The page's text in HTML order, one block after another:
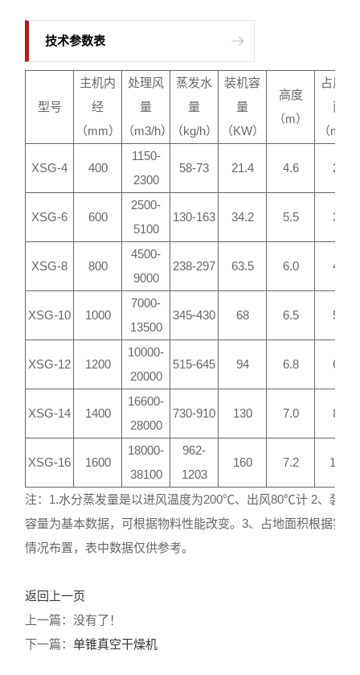
技术参数表
型号
主机内
经
（mm）
处理风
量
（m3/h）
蒸发水
量
（kg/h）
装机容
量
（KW）
高度
（m）
占用平
面
（m2）
XSG-4 400
1150-
2300
58-73 21.4 4.6 27
XSG-6 600
2500-
5100
130-163 34.2 5.5 39
XSG-8 800
4500-
9000
238-297 63.5 6.0 40
XSG-10 1000
7000-
13500
345-430 68 6.5 55
XSG-12 1200
10000-
20000
515-645 94 6.8 62
XSG-14 1400
16600-
28000
730-910 130 7.0 89
XSG-16 1600
18000-
38100
962-
1203
160 7.2 160
注：1.水分蒸发量是以进风温度为200℃、出风80℃计 2、装机
容量为基本数据，可根据物料性能改变。3、占地面积根据实际
情况布置，表中数据仅供参考。
返回上一页
上一篇：没有了！
下一篇：单锥真空干燥机